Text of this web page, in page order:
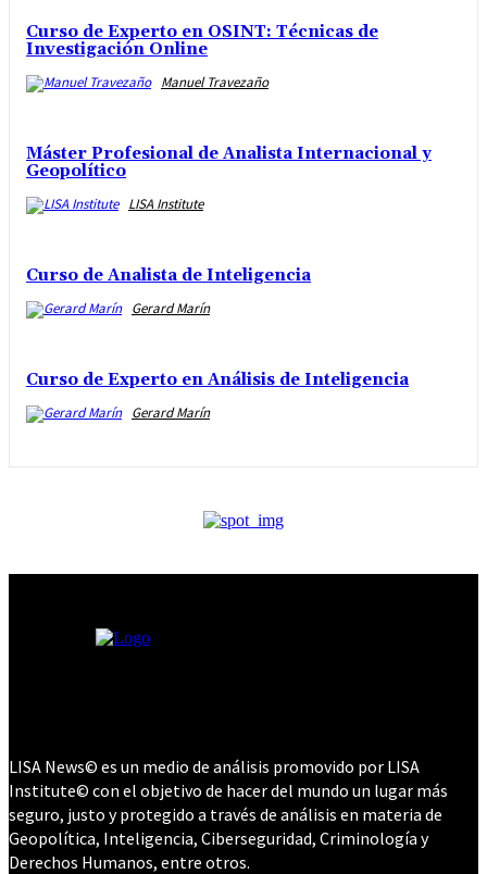
Curso de Experto en OSINT: Técnicas de
Investigación Online
Manuel Travezaño
Máster Profesional de Analista Internacional y
Geopolítico
LISA Institute
Curso de Analista de Inteligencia
Gerard Marín
Curso de Experto en Análisis de Inteligencia
Gerard Marín
LISA News© es un medio de análisis promovido por LISA
Institute© con el objetivo de hacer del mundo un lugar más
seguro, justo y protegido a través de análisis en materia de
Geopolítica, Inteligencia, Ciberseguridad, Criminología y
Derechos Humanos, entre otros.